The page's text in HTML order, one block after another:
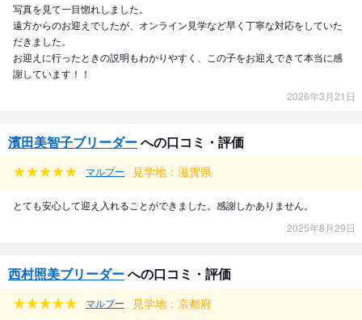
写真を見て一目惚れしました。
遠方からのお迎えでしたが、オンライン見学など早く丁寧な対応をしていた
だきました。
お迎えに行ったときの説明もわかりやすく、この子をお迎えできて本当に感
謝しています！！
2026年3月21日
濱田美智子ブリーダーへの口コミ・評価
マルプー 見学地：滋賀県
とても安心して迎え入れることができました。感謝しかありません。
2025年8月29日
西村照美ブリーダーへの口コミ・評価
マルプー 見学地：京都府